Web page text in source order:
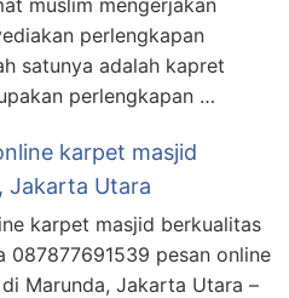
perlengkapan
satunya adalah kapret
perlengkapan …
karpet masjid
Jakarta Utara
karpet masjid berkualitas
087877691539 pesan online
Marunda, Jakarta Utara –